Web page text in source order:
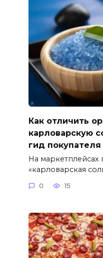
Как отличить
карловарскую
гид покупателя
На
«карловарская
0 15